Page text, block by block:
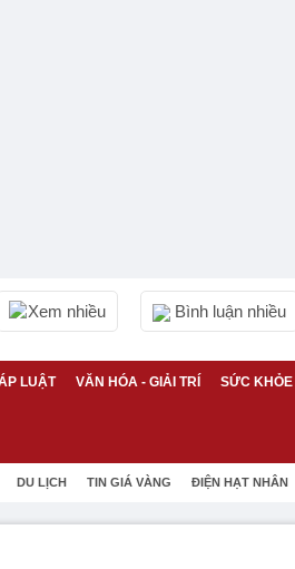
Xem nhiều Bình luận nhiều
LUẬT VĂN HÓA - GIẢI TRÍ SỨC KHỎE
DU LỊCH TIN GIÁ VÀNG ĐIỆN HẠT NHÂN